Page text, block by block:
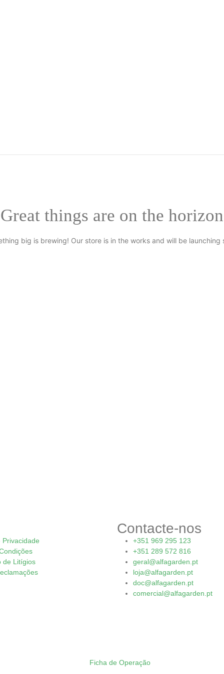
Great things are on the horizon
big is brewing! Our store is in the works and will be launching
Privacidade
de Litígios
Contacte-nos
+351 969 295 123
+351 289 572 816
geral@alfagarden.pt
loja@alfagarden.pt
doc@alfagarden.pt
comercial@alfagarden.pt
Ficha de Operação